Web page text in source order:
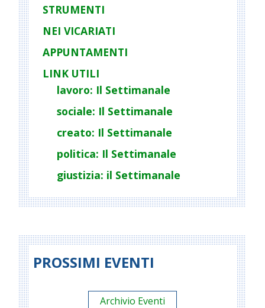
STRUMENTI
NEI VICARIATI
APPUNTAMENTI
LINK UTILI
lavoro: Il Settimanale
sociale: Il Settimanale
creato: Il Settimanale
politica: Il Settimanale
giustizia: il Settimanale
PROSSIMI EVENTI
Archivio Eventi